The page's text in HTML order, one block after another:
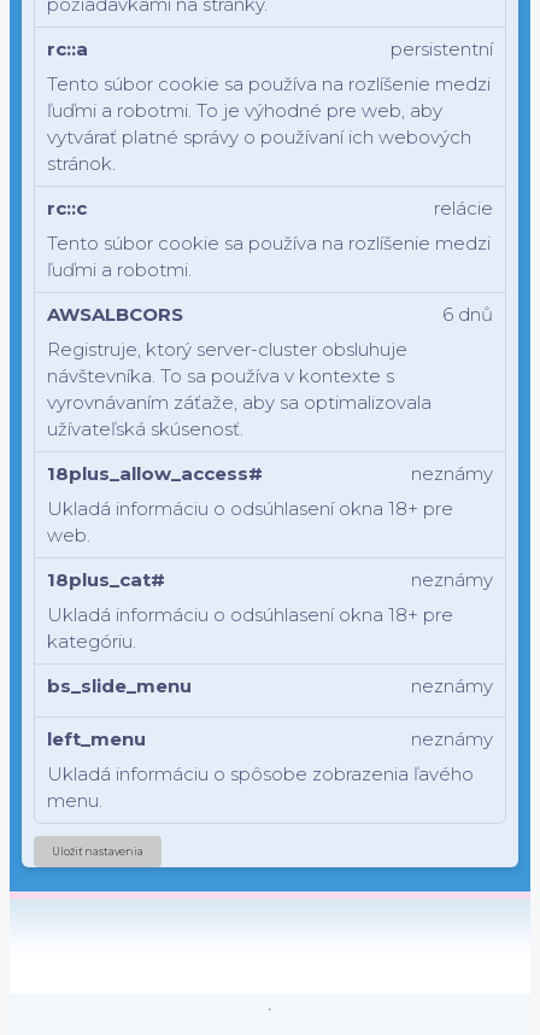
rc::a
Tento súbor cookie sa používa na rozlíšenie medzi
ľuďmi a robotmi. To je výhodné pre web, aby
vytvárať platné správy o používaní ich webových
stránok.
persistentní
rc::c
Tento súbor cookie sa používa na rozlíšenie medzi
ľuďmi a robotmi.
relácie
AWSALBCORS
Registruje, ktorý server-cluster obsluhuje
návštevníka. To sa používa v kontexte s
vyrovnávaním záťaže, aby sa optimalizovala
užívateľská skúsenosť.
6 dnů
18plus_allow_access#
Ukladá informáciu o odsúhlasení okna 18+ pre
web.
neznámy
18plus_cat#
Ukladá informáciu o odsúhlasení okna 18+ pre
kategóriu.
neznámy
bs_slide_menu neznámy
left_menu
Ukladá informáciu o spôsobe zobrazenia ľavého
menu.
neznámy
Uložiť nastavenia